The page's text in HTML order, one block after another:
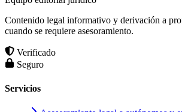
Contenido legal informativo y derivación a
cuando se requiere asesoramiento.
Verificado
Seguro
Servicios